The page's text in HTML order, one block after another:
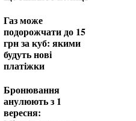
Газ може
подорожчати до 15
грн за куб: якими
будуть нові
платіжки
Бронювання
анулюють з 1
вересня: